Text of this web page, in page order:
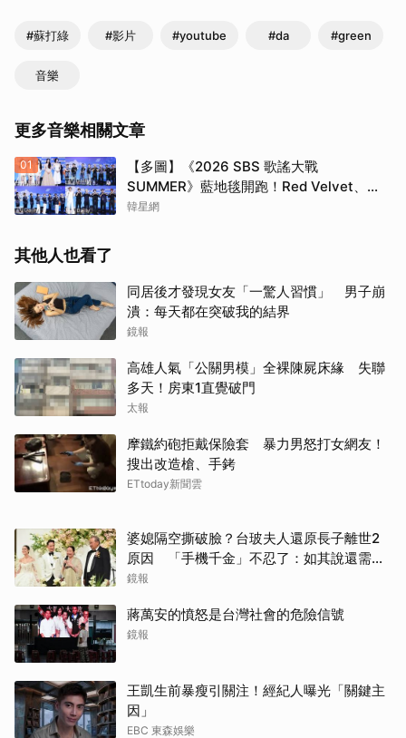
#蘇打綠 #影片 #youtube #da #green
音樂
更多音樂相關文章
01
【多圖】《2026 SBS 歌謠大戰
SUMMER》藍地毯開跑！Red Velvet、
Stray Kids、ATEEZ、RIIZE等愛豆登場
韓星網
其他人也看了
同居後才發現女友「一驚人習慣」 男子崩
潰：每天都在突破我的結界
鏡報
高雄人氣「公關男模」全裸陳屍床緣 失聯
多天！房東1直覺破門
太報
摩鐵約砲拒戴保險套 暴力男怒打女網友！
搜出改造槍、手銬
ETtoday新聞雲
婆媳隔空撕破臉？台玻夫人還原長子離世2
原因 「手機千金」不忍了：如其說還需要
離開嗎？
鏡報
蔣萬安的憤怒是台灣社會的危險信號
鏡報
王凱生前暴瘦引關注！經紀人曝光「關鍵主
因」
EBC 東森娛樂